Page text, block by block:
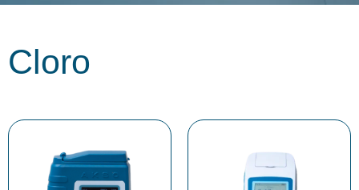
Cloro